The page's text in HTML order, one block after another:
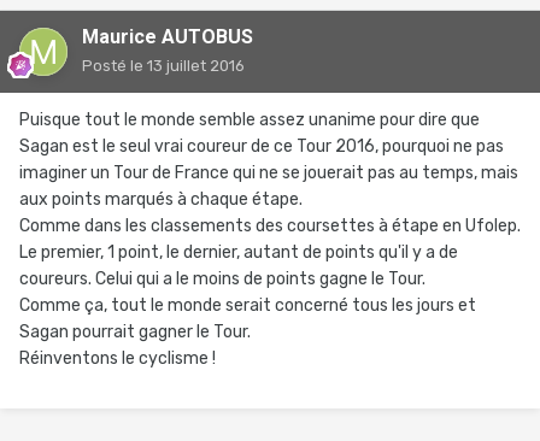
Maurice AUTOBUS
Posté le 13 juillet 2016
Puisque tout le monde semble assez unanime pour dire que
Sagan est le seul vrai coureur de ce Tour 2016, pourquoi ne pas
imaginer un Tour de France qui ne se jouerait pas au temps, mais
aux points marqués à chaque étape.
Comme dans les classements des coursettes à étape en Ufolep.
Le premier, 1 point, le dernier, autant de points qu'il y a de
coureurs. Celui qui a le moins de points gagne le Tour.
Comme ça, tout le monde serait concerné tous les jours et
Sagan pourrait gagner le Tour.
Réinventons le cyclisme !